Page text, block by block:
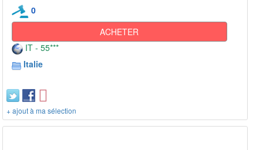
0
ACHETER
IT - 55***
Italie
+ ajout à ma sélection